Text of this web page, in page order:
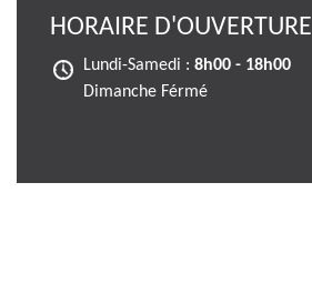
HORAIRE D'OUVERTURE
Lundi-Samedi : 8h00 - 18h00
Dimanche Férmé